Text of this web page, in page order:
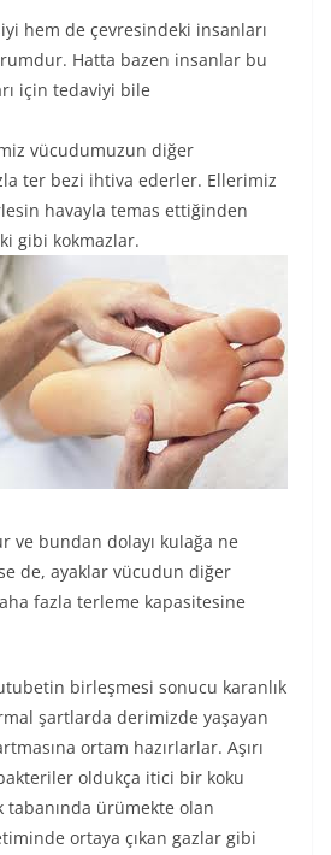
hem de çevresindeki insanları
Hatta bazen insanlar bu
için tedaviyi bile
vücudumuzun diğer
ter bezi ihtiva ederler. Ellerimiz
havayla temas ettiğinden
gibi kokmazlar.
ve bundan dolayı kulağa ne
de, ayaklar vücudun diğer
fazla terleme kapasitesine
birleşmesi sonucu karanlık
şartlarda derimizde yaşayan
ortam hazırlarlar. Aşırı
oldukça itici bir koku
ürümekte olan
ortaya çıkan gazlar gibi